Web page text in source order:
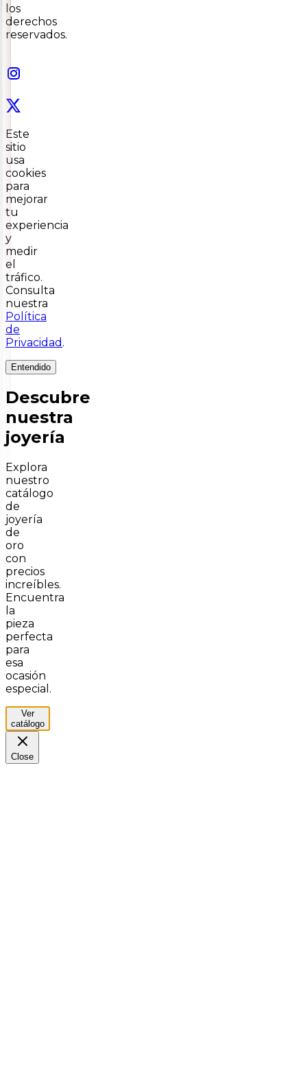
los
derechos
reservados.
Este
sitio
usa
cookies
para
mejorar
tu
experiencia
y
medir
el
tráfico.
Consulta
nuestra
Política
de
Privacidad .
Entendido
Descubre
nuestra
joyería
Explora
nuestro
catálogo
de
joyería
de
oro
con
precios
increíbles.
Encuentra
la
pieza
perfecta
para
esa
ocasión
especial.
Ver
catálogo
Close